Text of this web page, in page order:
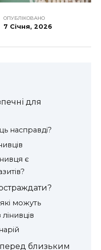
ОПУБЛІКОВАНО
7 Січня, 2026
для
насправді?
є
можуть
близьким